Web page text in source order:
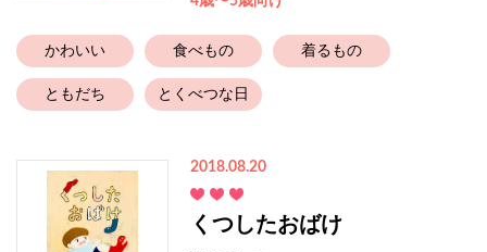
かわいい 食べもの 着るもの
ともだち とくべつな日
2018.08.20
くつしたおばけ